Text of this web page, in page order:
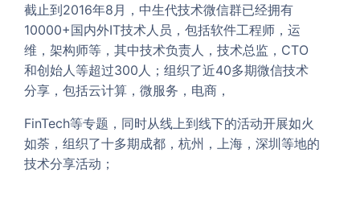
截止到2016年8月，中生代技术微信群已经拥有
10000+国内外IT技术人员，包括软件工程师，运
维，架构师等，其中技术负责人，技术总监，CTO
和创始人等超过300人；组织了近40多期微信技术
分享，包括云计算，微服务，电商，
FinTech等专题，同时从线上到线下的活动开展如火
如荼，组织了十多期成都，杭州，上海，深圳等地的
技术分享活动；